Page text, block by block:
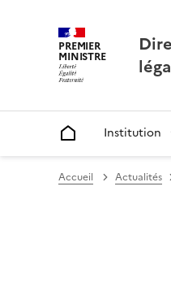
PREMIER
MINISTRE
Institution
Accueil Actualités